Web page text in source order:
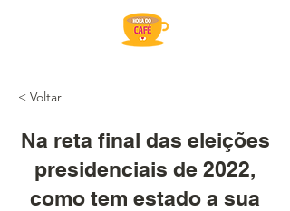
< Voltar
Na reta final das eleições
presidenciais de 2022,
como tem estado a sua